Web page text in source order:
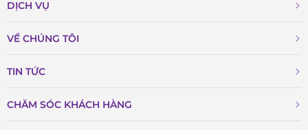
DỊCH VỤ
VỀ CHÚNG TÔI
TIN TỨC
CHĂM SÓC KHÁCH HÀNG